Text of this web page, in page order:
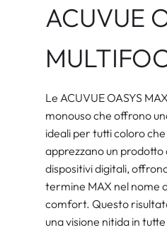
ACUVUE
Le ACUVUE OASYS
monouso che offrono
ideali per tutti coloro
apprezzano un prodotto
dispositivi digitali,
termine MAX nel nome
comfort. Questo
una visione nitida in